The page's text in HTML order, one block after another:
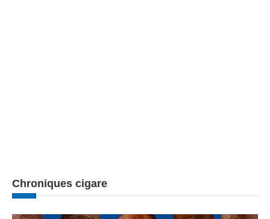
Chroniques cigare